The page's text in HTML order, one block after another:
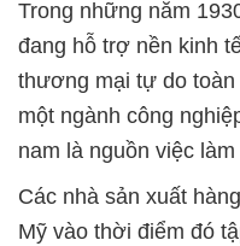
Trong những năm
đang hỗ trợ nền kinh
thương mại tự do
một ngành công
nam là nguồn việc
Các nhà sản xuất
Mỹ vào thời điểm đó